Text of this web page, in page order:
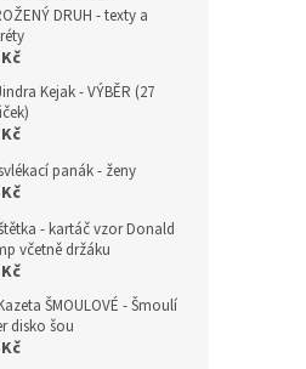
DRUH - texty a
Kejak - VÝBĚR (27
panák - ženy
- kartáč vzor Donald
včetně držáku
ŠMOULOVÉ - Šmoulí
disko šou